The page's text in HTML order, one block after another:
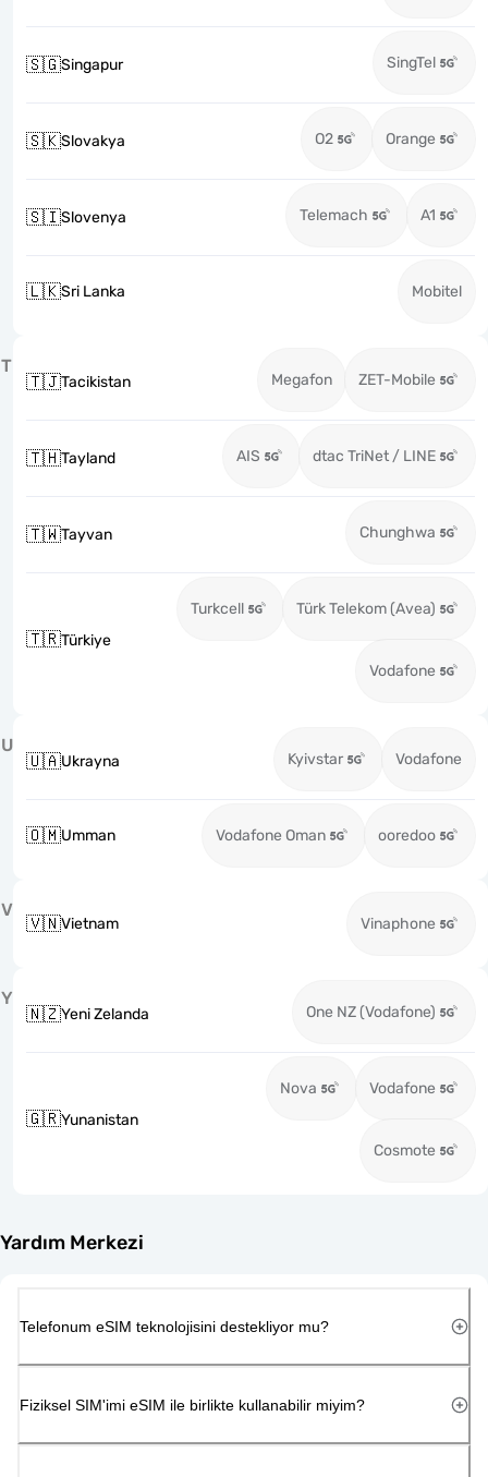
🇸🇬Singapur SingTel
🇸🇰Slovakya O2 Orange
🇸🇮Slovenya Telemach A1
🇱🇰Sri Lanka Mobitel
T
🇹🇯Tacikistan Megafon ZET-Mobile
🇹🇭Tayland AIS dtac TriNet / LINE
🇹🇼Tayvan Chunghwa
🇹🇷Türkiye
Turkcell Türk Telekom (Avea)
Vodafone
U
🇺🇦Ukrayna Kyivstar Vodafone
🇴🇲Umman Vodafone Oman ooredoo
V
🇻🇳Vietnam Vinaphone
Y
🇳🇿Yeni Zelanda One NZ (Vodafone)
🇬🇷Yunanistan
Nova Vodafone
Cosmote
Yardım Merkezi
Telefonum eSIM teknolojisini destekliyor mu?
Fiziksel SIM'imi eSIM ile birlikte kullanabilir miyim?